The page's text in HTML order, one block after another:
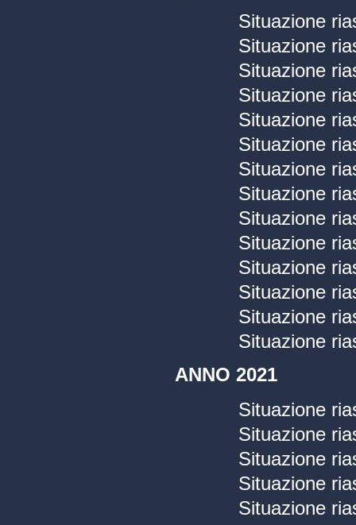
Situazione
Situazione
Situazione
Situazione
Situazione
Situazione
Situazione
Situazione
Situazione
Situazione
Situazione
Situazione
Situazione
Situazione
ANNO 2021
Situazione
Situazione
Situazione
Situazione
Situazione